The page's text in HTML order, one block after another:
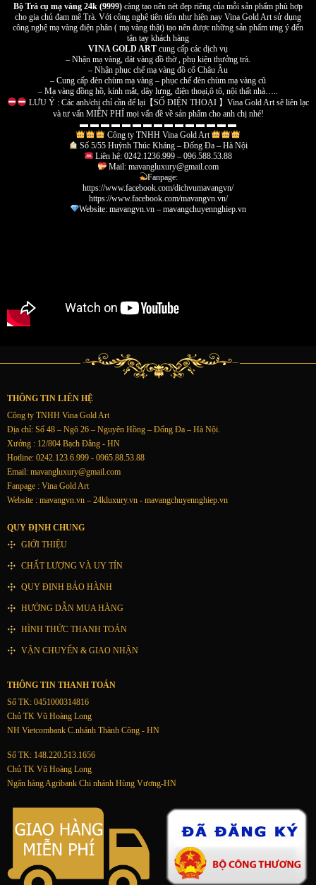
Bộ Trà cụ mạ vàng 24k (9999) càng tạo nên nét đẹp riêng của mỗi sản phẩm phù hợp
cho gia chủ đam mê Trà. Với công nghệ tiên tiến như hiện nay Vina Gold Art sử dụng
công nghệ mạ vàng điện phân ( mạ vàng thật) tạo nên được những sản phẩm ưng ý đến
tận tay khách hàng
VINA GOLD ART cung cấp các dịch vụ
– Nhận mạ vàng, dát vàng đồ thờ , phụ kiện thưởng trà.
– Nhận phục chế mạ vàng đồ cổ Châu Âu
– Cung cấp đèn chùm mạ vàng – phục chế đèn chùm mạ vàng cũ
– Mạ vàng đồng hồ, kính mắt, dây lưng, điện thoại,ô tô, nội thất nhà…..
LƯU Ý : Các anh/chị chỉ cần để lại【SỐ ĐIỆN THOẠI 】Vina Gold Art sẽ liên lạc
và tư vấn MIỄN PHÍ mọi vấn đề về sản phẩm cho anh chị nhé!
▬ ▬ ▬ ▬ ▬ ▬ ▬ ▬ ▬ ▬ ▬ ▬ ▬ ▬ ▬
Công ty TNHH Vina Gold Art
Số 5/55 Huỳnh Thúc Kháng – Đống Đa – Hà Nội
Liên hệ: 0242.1236.999 – 096.588.53.88
Mail:mavangluxury@gmail.com
Fanpage:
https://www.facebook.com/dichvumavangvn/
https://www.facebook.com/mavangvn.vn/
Website: mavangvn.vn – mavangchuyennghiep.vn
THÔNG TIN LIÊN HỆ
Công ty TNHH Vina Gold Art
Địa chỉ: Số 48 – Ngõ 26 – Nguyên Hồng – Đống Đa – Hà Nội.
Xưởng : 12/804 Bạch Đằng - HN
Hotline: 0242.123.6.999 - 0965.88.53.88
Email: mavangluxury@gmail.com
Fanpage : Vina Gold Art
Website : mavangvn.vn – 24kluxury.vn - mavangchuyennghiep.vn
QUY ĐỊNH CHUNG
GIỚI THIỆU
CHẤT LƯỢNG VÀ UY TÍN
QUY ĐỊNH BẢO HÀNH
HƯỚNG DẪN MUA HÀNG
HÌNH THỨC THANH TOÁN
VẬN CHUYỂN & GIAO NHẬN
THÔNG TIN THANH TOÁN
Số TK: 0451000314816
Chủ TK Vũ Hoàng Long
NH Vietcombank C.nhánh Thành Công - HN
Số TK: 148.220.513.1656
Chủ TK Vũ Hoàng Long
Ngân hàng Agribank Chi nhánh Hùng Vương-HN